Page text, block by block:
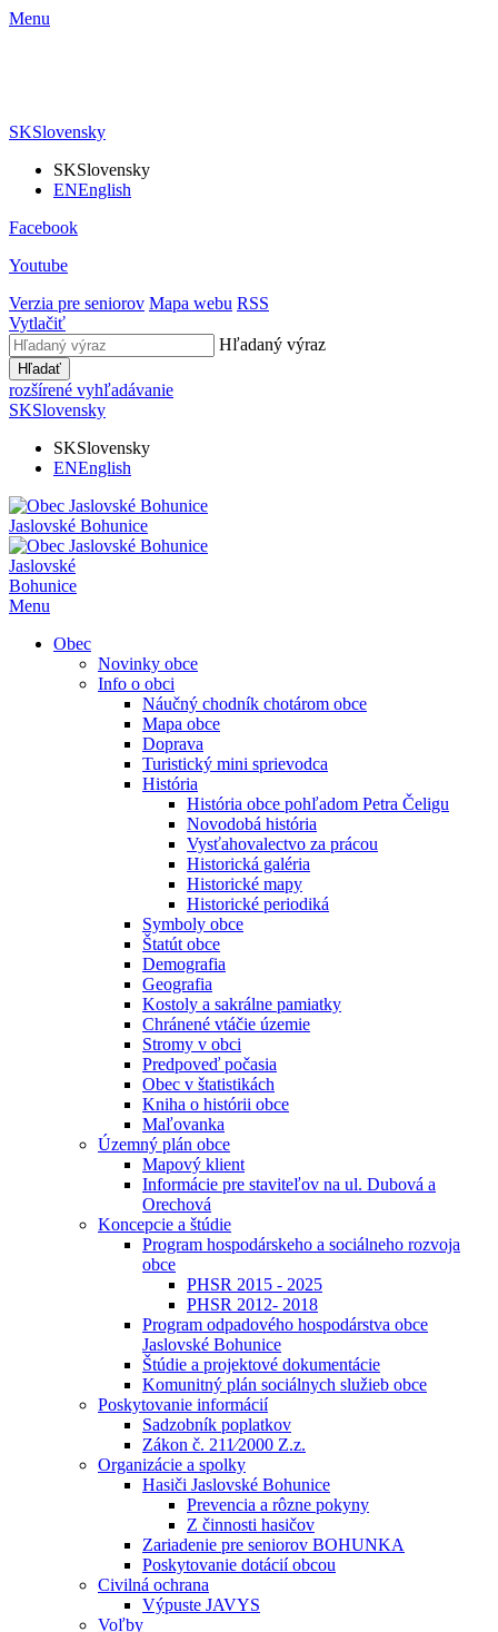
Menu
SKSlovensky
SKSlovensky
ENEnglish
Facebook
Youtube
Verzia pre seniorov Mapa webu RSS
Vytlačiť
Hľadaný výraz
Hľadať
rozšírené vyhľadávanie
SKSlovensky
SKSlovensky
ENEnglish
Jaslovské Bohunice
Jaslovské
Bohunice
Menu
Obec
Novinky obce
Info o obci
Náučný chodník chotárom obce
Mapa obce
Doprava
Turistický mini sprievodca
História
História obce pohľadom Petra Čeligu
Novodobá história
Vysťahovalectvo za prácou
Historická galéria
Historické mapy
Historické periodiká
Symboly obce
Štatút obce
Demografia
Geografia
Kostoly a sakrálne pamiatky
Chránené vtáčie územie
Stromy v obci
Predpoveď počasia
Obec v štatistikách
Kniha o histórii obce
Maľovanka
Územný plán obce
Mapový klient
Informácie pre staviteľov na ul. Dubová a
Orechová
Koncepcie a štúdie
Program hospodárskeho a sociálneho rozvoja
obce
PHSR 2015 - 2025
PHSR 2012- 2018
Program odpadového hospodárstva obce
Jaslovské Bohunice
Štúdie a projektové dokumentácie
Komunitný plán sociálnych služieb obce
Poskytovanie informácií
Sadzobník poplatkov
Zákon č. 211⁄2000 Z.z.
Organizácie a spolky
Hasiči Jaslovské Bohunice
Prevencia a rôzne pokyny
Z činnosti hasičov
Zariadenie pre seniorov BOHUNKA
Poskytovanie dotácií obcou
Civilná ochrana
Výpuste JAVYS
Voľby